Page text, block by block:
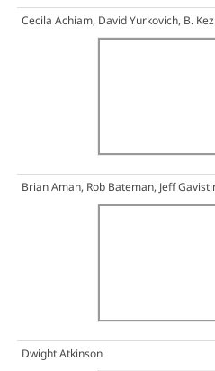
Cecila Achiam, David Yurkovich, B.
Brian Aman, Rob Bateman, Jeff
Dwight Atkinson